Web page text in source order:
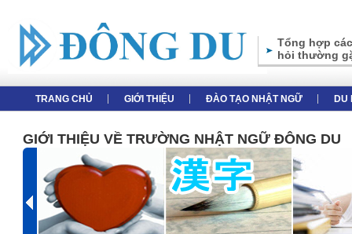
Tổng hợp
hỏi thường
TRANG CHỦ GIỚI THIỆU ĐÀO TẠO NHẬT NGỮ DU
GIỚI THIỆU VỀ TRƯỜNG NHẬT NGỮ ĐÔNG DU